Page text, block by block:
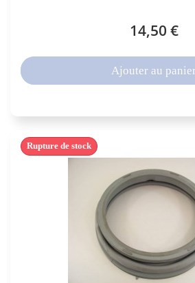
14,50 €
Ajouter au
Rupture de stock